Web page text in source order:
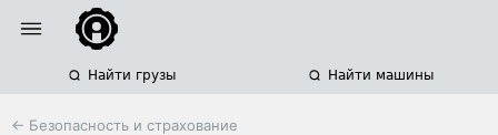
Найти грузы Найти машины
← Безопасность и страхование